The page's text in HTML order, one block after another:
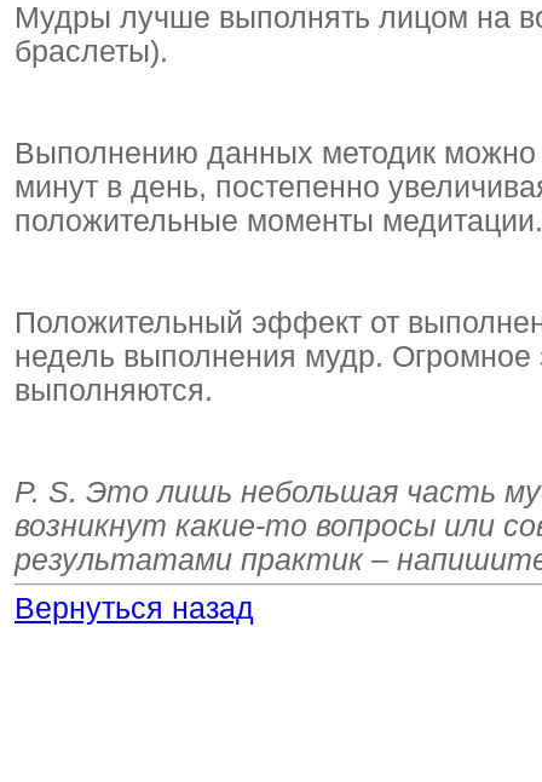
Мудры лучше выполнять лицом на
браслеты).
Выполнению данных методик можно
минут в день, постепенно
положительные моменты медитации.
Положительный эффект от
недель выполнения мудр. Огромное
выполняются.
P. S. Это лишь небольшая часть
возникнут какие-то вопросы или
результатами практик –
Вернуться назад